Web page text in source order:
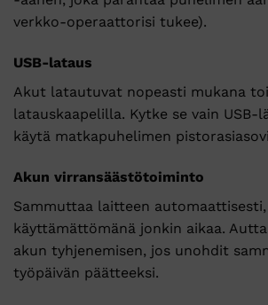
verkko-operaattorisi tukee).
USB-lataus
Akut latautuvat nopeasti mukana
latauskaapelilla. Kytke se vain USB-
käytä matkapuhelimen
Akun virransäästötoiminto
Sammuttaa laitteen
käyttämättömänä jonkin aikaa.
akun tyhjenemisen, jos unohdit
työpäivän päätteeksi.